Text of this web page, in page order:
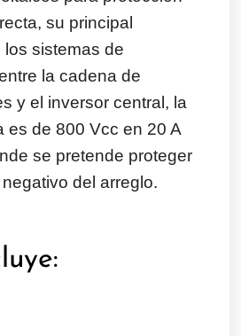
su principal
sistemas de
la cadena de
y el inversor central, la
es de 800 Vcc en 20 A
se pretende proteger
del arreglo.